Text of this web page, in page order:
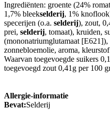
Ingrediënten: groente (24%
1,7% bleekselderij, 1%
specerijen (o.a. selderij), zout,
prei, selderij, tomaat), kruiden,
(mononatriumglutamaat
zonnebloemolie, aroma,
Waarvan toegevoegde suikers
toegevoegd zout 0,41g per 100
Allergie-informatie
Bevat:Selderij